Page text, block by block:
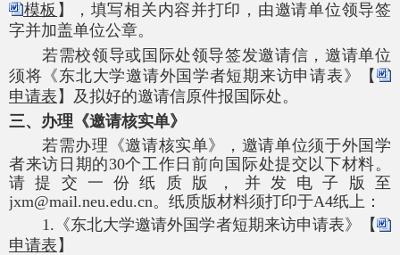
模板 】，填写相关内容并打印，由邀请单位领导签
字并加盖单位公章。
若需校领导或国际处领导签发邀请信，邀请单位
须将《东北大学邀请外国学者短期来访申请表》【
申请表 】及拟好的邀请信原件报国际处。
三、办理《邀请核实单》
若需办理《邀请核实单》，邀请单位须于外国学
者来访日期的30个工作日前向国际处提交以下材料。
请提交一份纸质版， 并发电子版至
jxm@mail.neu.edu.cn。纸质版材料须打印于A4纸上：
1.《东北大学邀请外国学者短期来访申请表》【
申请表 】